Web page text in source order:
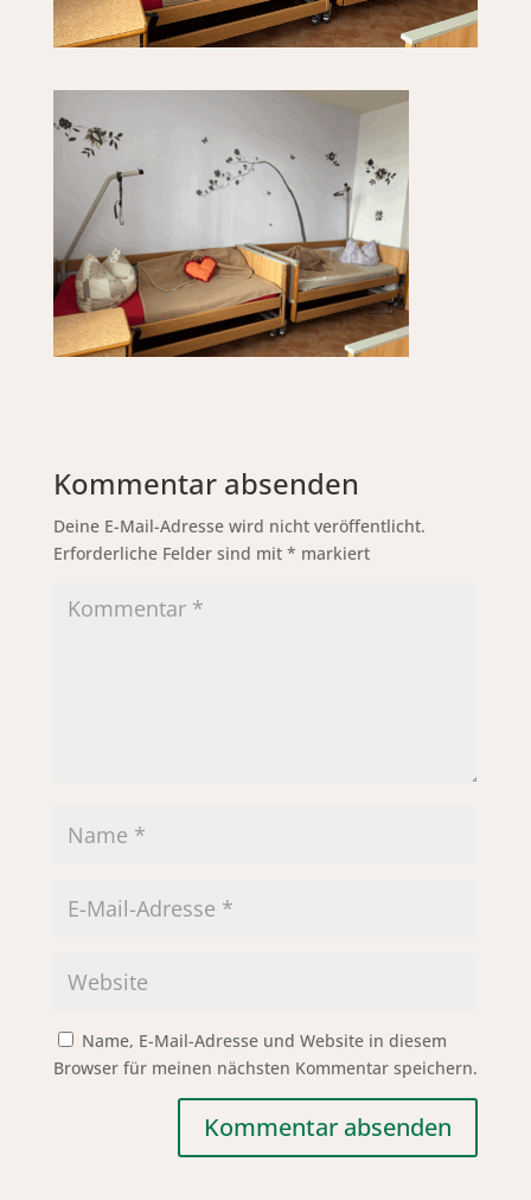
Kommentar absenden
Deine E-Mail-Adresse wird nicht veröffentlicht.
Erforderliche Felder sind mit * markiert
Name, E-Mail-Adresse und Website in diesem
Browser für meinen nächsten Kommentar speichern.